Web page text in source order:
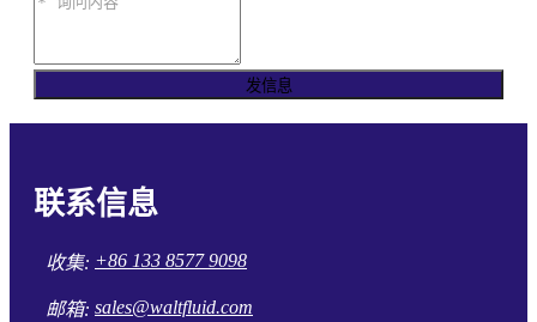
发信息
联系信息
收集: +86 133 8577 9098
邮箱: sales@waltfluid.com